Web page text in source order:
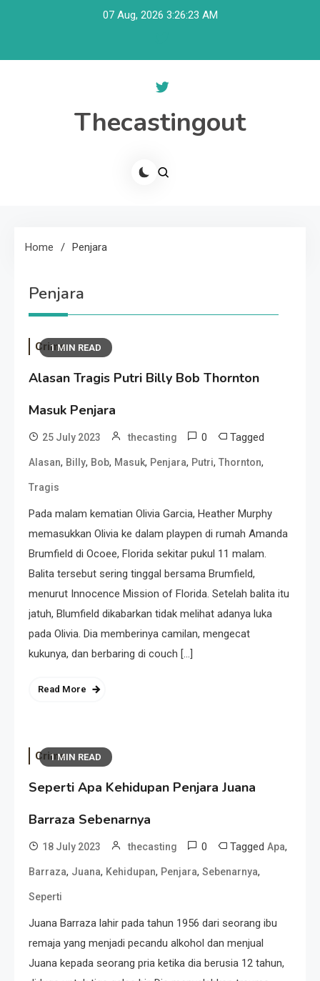
07 Aug, 2026 3:26:23 AM
Thecastingout
Home Penjara
Penjara
1 MIN READ
Crime
Alasan Tragis Putri Billy Bob Thornton
Masuk Penjara
25 July 2023 thecasting 0 Tagged
Alasan, Billy, Bob, Masuk, Penjara, Putri, Thornton,
Tragis
Pada malam kematian Olivia Garcia, Heather Murphy
memasukkan Olivia ke dalam playpen di rumah Amanda
Brumfield di Ocoee, Florida sekitar pukul 11 ​​malam.
Balita tersebut sering tinggal bersama Brumfield,
menurut Innocence Mission of Florida. Setelah balita itu
jatuh, Blumfield dikabarkan tidak melihat adanya luka
pada Olivia. Dia memberinya camilan, mengecat
kukunya, dan berbaring di couch […]
Read More
1 MIN READ
Crime
Seperti Apa Kehidupan Penjara Juana
Barraza Sebenarnya
18 July 2023 thecasting 0 Tagged Apa,
Barraza, Juana, Kehidupan, Penjara, Sebenarnya,
Seperti
Juana Barraza lahir pada tahun 1956 dari seorang ibu
remaja yang menjadi pecandu alkohol dan menjual
Juana kepada seorang pria ketika dia berusia 12 tahun,